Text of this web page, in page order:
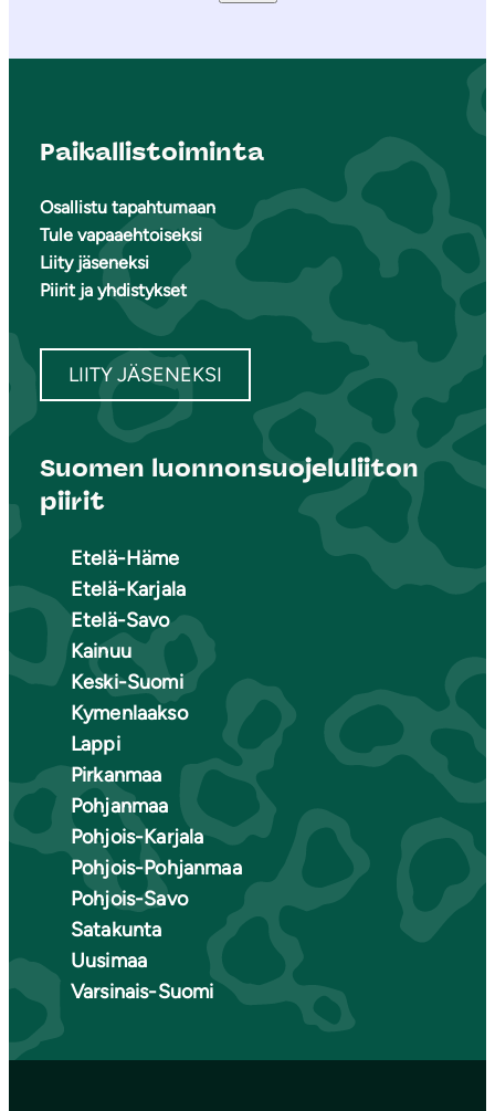
Paikallistoiminta
Osallistu tapahtumaan
Tule vapaaehtoiseksi
Liity jäseneksi
Piirit ja yhdistykset
LIITY JÄSENEKSI
Suomen luonnonsuojeluliiton
piirit
Etelä-Häme
Etelä-Karjala
Etelä-Savo
Kainuu
Keski-Suomi
Kymenlaakso
Lappi
Pirkanmaa
Pohjanmaa
Pohjois-Karjala
Pohjois-Pohjanmaa
Pohjois-Savo
Satakunta
Uusimaa
Varsinais-Suomi